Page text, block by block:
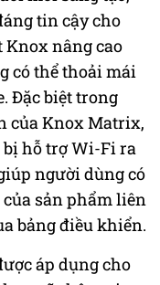
tin cậy cho
Knox nâng cao
có thể thoải mái
Đặc biệt trong
của Knox Matrix,
bị hỗ trợ Wi-Fi ra
người dùng có
sản phẩm liên
bảng điều khiển.
áp dụng cho